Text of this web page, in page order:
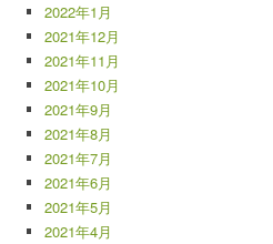
2022年1月
2021年12月
2021年11月
2021年10月
2021年9月
2021年8月
2021年7月
2021年6月
2021年5月
2021年4月